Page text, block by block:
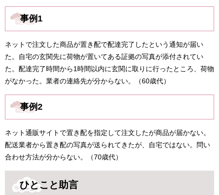
事例1
ネットで注文した商品が置き配で配達完了したという通知が届い
た。自宅の玄関先に荷物が置いてある証拠の写真が添付されてい
た。配達完了時間から1時間以内に玄関に取りに行ったところ、荷物
がなかった。業者の連絡先が分からない。（60歳代）
事例2
ネット通販サイトで置き配を指定して注文したが商品が届かない。
配送業者から置き配の写真が送られてきたが、自宅ではない。問い
合わせ方法が分からない。（70歳代）
ひとこと助言